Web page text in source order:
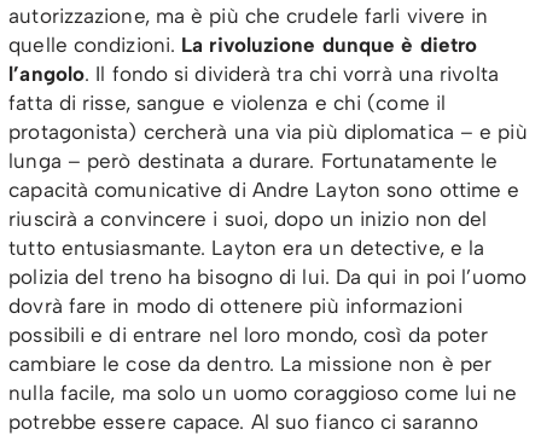
autorizzazione, ma è più che crudele farli vivere in
quelle condizioni. La rivoluzione dunque è dietro
l’angolo. Il fondo si dividerà tra chi vorrà una rivolta
fatta di risse, sangue e violenza e chi (come il
protagonista) cercherà una via più diplomatica – e più
lunga – però destinata a durare. Fortunatamente le
capacità comunicative di Andre Layton sono ottime e
riuscirà a convincere i suoi, dopo un inizio non del
tutto entusiasmante. Layton era un detective, e la
polizia del treno ha bisogno di lui. Da qui in poi l’uomo
dovrà fare in modo di ottenere più informazioni
possibili e di entrare nel loro mondo, così da poter
cambiare le cose da dentro. La missione non è per
nulla facile, ma solo un uomo coraggioso come lui ne
potrebbe essere capace. Al suo fianco ci saranno